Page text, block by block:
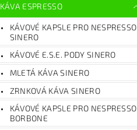
KÁVA ESPRESSO
KÁVOVÉ KAPSLE PRO NESPRESSO
SINERO
KÁVOVÉ E.S.E. PODY SINERO
MLETÁ KÁVA SINERO
ZRNKOVÁ KÁVA SINERO
KÁVOVÉ KAPSLE PRO NESPRESSO
BORBONE